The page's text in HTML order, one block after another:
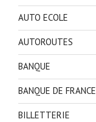
AUTO ECOLE
AUTOROUTES
BANQUE
BANQUE DE FRANCE
BILLETTERIE